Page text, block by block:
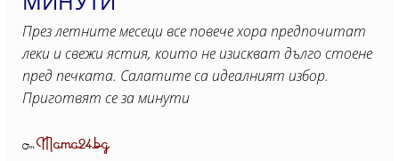
През летните месеци все повече хора предпочитат
леки и свежи ястия, които не изискват дълго стоене
пред печката. Салатите са идеалният избор.
Приготвят се за минути
ОтMama24.bg